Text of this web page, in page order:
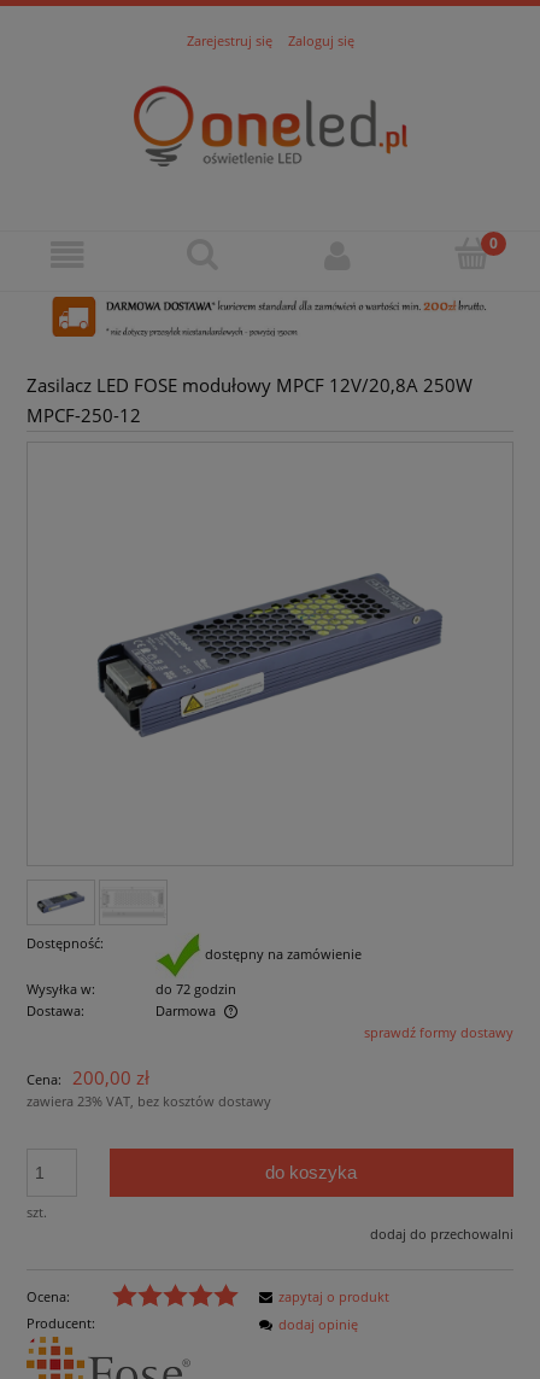
Zarejestruj się Zaloguj się
Zasilacz LED FOSE modułowy MPCF 12V/20,8A 250W
MPCF-250-12
Dostępność:
dostępny na zamówienie
Wysyłka w:
do 72 godzin
Dostawa:
Darmowa
Cena nie zawiera ewentualnych kosztów płatnościsprawdź formy dostawy
Cena: 200,00 zł
zawiera 23% VAT, bez kosztów dostawy
szt.
do koszyka
dodaj do przechowalni
Ocena:
Producent:
zapytaj o produkt
dodaj opinię